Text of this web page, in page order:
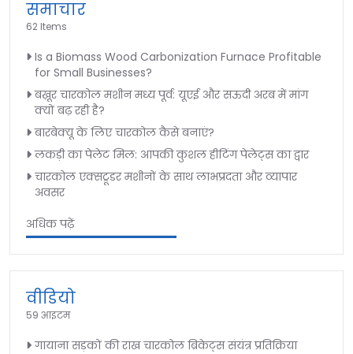
समाचार
62 Items
Is a Biomass Wood Carbonization Furnace Profitable
for Small Businesses?
बख़ूर चारकोल मशीन मध्य पूर्व: यूएई और सऊदी अरब में मांग
क्यों बढ़ रही है?
बारबेक्यू के लिए चारकोल कैसे बनाएं?
लकड़ी का पेलेट मिल: आपकी कुशल हीटिंग पेलेट्स का द्वार
चारकोल एक्सट्रूडर मशीनों के साथ लाभप्रदता और व्यापार
अवसर
अधिक पढ़ें
वीडियो
59 आइटम
गायाना सड़कों की राख चारकोल ब्रिकेट्स संयंत्र प्रतिक्रिया